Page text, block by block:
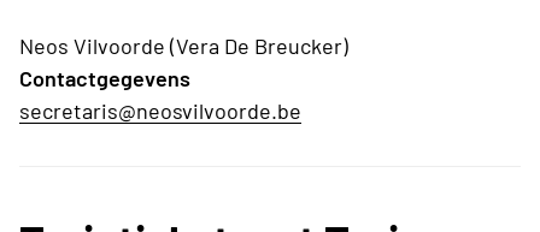
Neos Vilvoorde (Vera De Breucker)
Contactgegevens
secretaris@neosvilvoorde.be